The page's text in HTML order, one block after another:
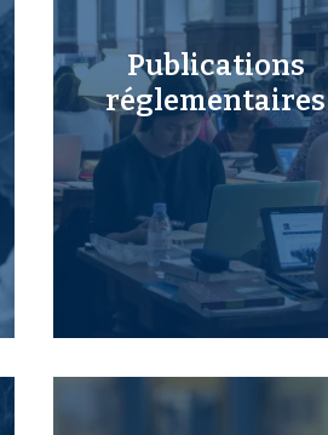
Publications
réglementaires